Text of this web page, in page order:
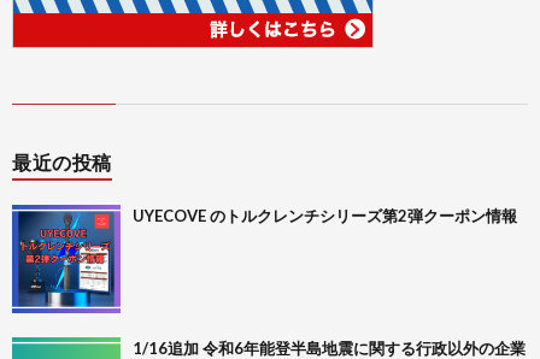
最近の投稿
UYECOVE のトルクレンチシリーズ第2弾クーポン情報
1/16追加 令和6年能登半島地震に関する行政以外の企業